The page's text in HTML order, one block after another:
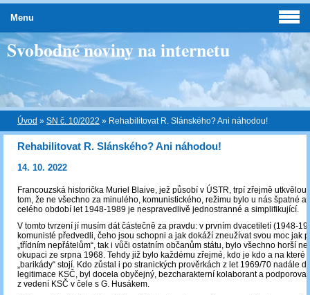
Svobodné noviny na internetu
Úvod » SN č. 10/2022 » Rehabilitovat R. Slánského? Ani náhodou!
Rehabilitovat R. Slánského? Ani náhodou!
14. 10. 2022
Francouzská historička Muriel Blaive, jež působí v ÚSTR, trpí zřejmě utkvělou
tom, že ne všechno za minulého, komunistického, režimu bylo u nás špatné a
celého období let 1948-1989 je nespravedlivě jednostranné a simplifikující.
V tomto tvrzení jí musím dát částečně za pravdu: v prvním dvacetiletí (1948-
komunisté předvedli, čeho jsou schopni a jak dokáží zneužívat svou moc jak
„třídním nepřátelům“, tak i vůči ostatním občanům státu, bylo všechno horší
okupaci ze srpna 1968. Tehdy již bylo každému zřejmé, kdo je kdo a na které
„barikády“ stojí. Kdo zůstal i po stranických prověrkách z let 1969/70 nadále
legitimace KSČ, byl docela obyčejný, bezcharakterní kolaborant a
z vedení KSČ v čele s G. Husákem.
Menu